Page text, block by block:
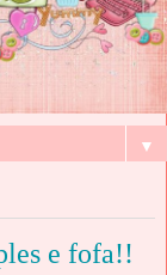
▼
e fofa!!